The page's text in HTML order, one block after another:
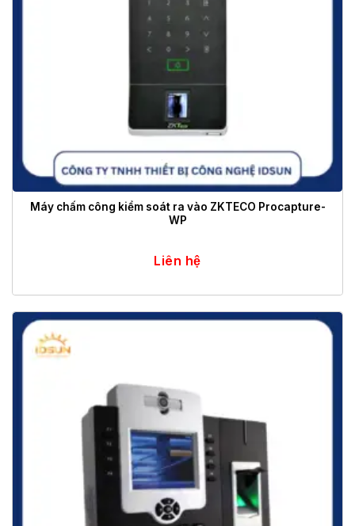
Máy chấm công kiểm soát ra vào ZKTECO Procapture-
WP
Liên hệ